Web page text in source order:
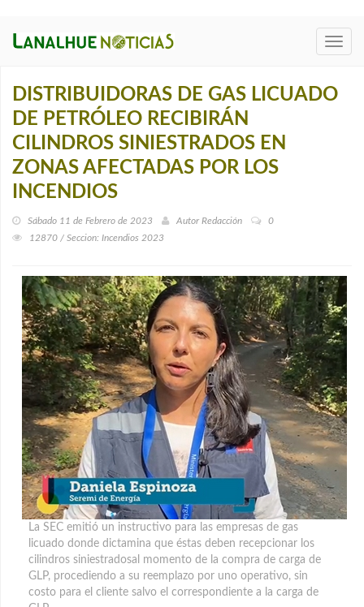
DISTRIBUIDORAS DE GAS LICUADO
DE PETRÓLEO RECIBIRÁN
CILINDROS SINIESTRADOS EN
ZONAS AFECTADAS POR LOS
INCENDIOS
Sábado 11 de Febrero de 2023 Autor Redacción
0
12870 / Seccion: Incendios 2023
La SEC emitió un instructivo para las empresas de gas
licuado donde dictamina que éstas deben recepcionar los
cilindros siniestradosal momento de la compra de carga de
GLP, procediendo a su reemplazo por uno operativo, sin
costo para el cliente salvo el correspondiente a la carga de